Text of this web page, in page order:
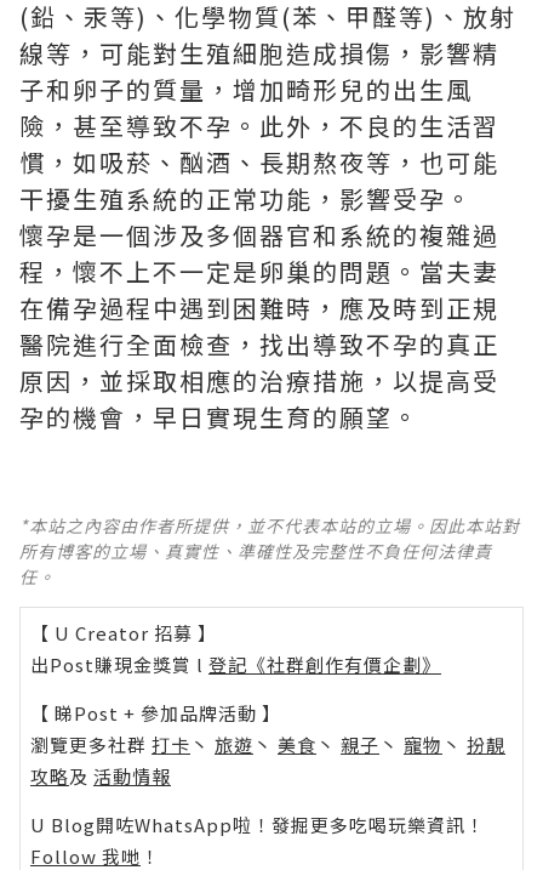
(鉛、汞等)、化學物質(苯、甲醛等)、放射
線等，可能對生殖細胞造成損傷，影響精
子和卵子的質量，增加畸形兒的出生風
險，甚至導致不孕。此外，不良的生活習
慣，如吸菸、酗酒、長期熬夜等，也可能
干擾生殖系統的正常功能，影響受孕。
懷孕是一個涉及多個器官和系統的複雜過
程，懷不上不一定是卵巢的問題。當夫妻
在備孕過程中遇到困難時，應及時到正規
醫院進行全面檢查，找出導致不孕的真正
原因，並採取相應的治療措施，以提高受
孕的機會，早日實現生育的願望。
*本站之內容由作者所提供，並不代表本站的立場。因此本站對
所有博客的立場、真實性、準確性及完整性不負任何法律責
任。
【 U Creator 招募 】
出Post賺現金獎賞 l 登記《社群創作有價企劃》
【 睇Post + 參加品牌活動 】
瀏覽更多社群 打卡 丶 旅遊 丶 美食 丶 親子 丶 寵物 丶 扮靚
攻略及 活動情報
U Blog開咗WhatsApp啦！發掘更多吃喝玩樂資訊！
Follow 我哋 ！